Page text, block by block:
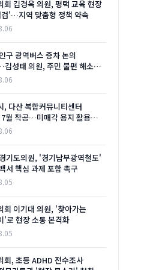
회 김경옥 의원, 평택 교육 현장
'…지역 맞춤형 정책 약속
구 광역버스 증차 논의
성태 의원, 주민 불편 해소
, 다산 복합커뮤니티센터
월 착공…미매각 용지 활용
주문
기도의원, '경기남부광역철도'
서 핵심 과제 포함 촉구
회 이기대 의원, '찾아가는
'로 현장 소통 본격화
회, 초등 ADHD 전수조사